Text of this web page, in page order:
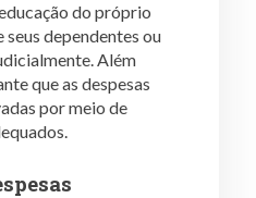
do próprio
dependentes ou
Além
que as despesas
por meio de